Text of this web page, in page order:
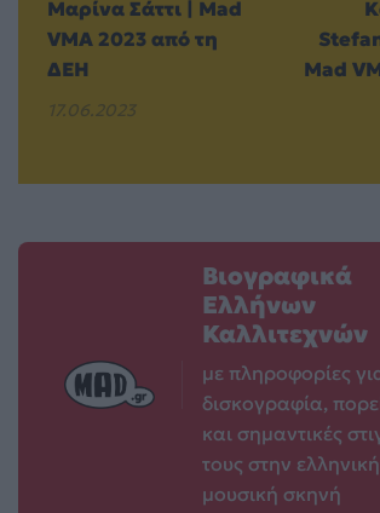
Μαρίνα Σάττι | Mad
VMA 2023 από τη
ΔΕΗ
17.06.2023
Mad
Βιογραφικά
Ελλήνων
Καλλιτεχνών
με πληροφορίες
δισκογραφία,
και σημαντικές
τους στην ελληνική
μουσική σκηνή